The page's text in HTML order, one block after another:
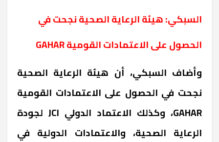
السبكي: هيئة الرعاية الصحية نجحت في
الحصول على الاعتمادات القومية GAHAR
وأضاف السبكي، أن هيئة الرعاية الصحية
نجحت في الحصول على الاعتمادات القومية
GAHAR، وكذلك الاعتماد الدولي JCI لجودة
الرعاية الصحية، والاعتمادات الدولية في